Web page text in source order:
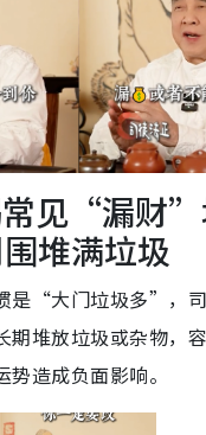
常见“漏财”
堆满垃圾
是“大门垃圾多”，
期堆放垃圾或杂物，
造成负面影响。